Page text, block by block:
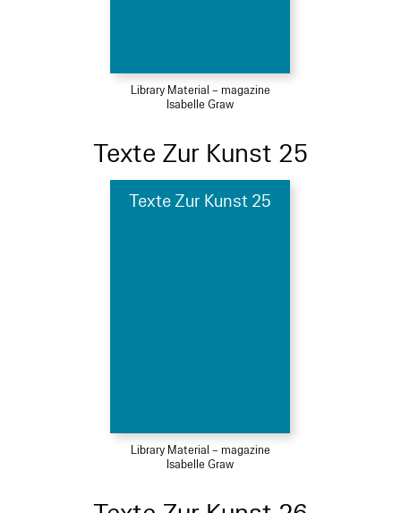
Library Material – magazine
Isabelle Graw
Texte Zur Kunst 25
Texte Zur Kunst 25
Library Material – magazine
Isabelle Graw